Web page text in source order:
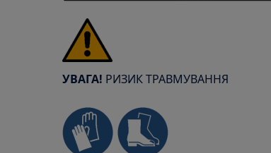
УВАГА! РИЗИК ТРАВМУВАННЯ